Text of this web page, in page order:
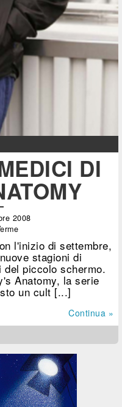
DI
2008
l'inizio di settembre,
stagioni di
piccolo schermo.
Anatomy, la serie
un cult [...]
Continua »